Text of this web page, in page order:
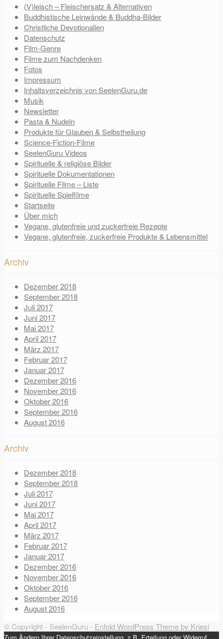
(V)leisch – Fleischersatz & Alternativen
Buddhistische Leinwände & Buddha-Bilder
Christliche Devotionalien
Datenschutz
Film-Genre
Filme zum Nachdenken
Fotos
Impressum
Inhaltsverzeichnis von SeelenGuru.de
Musik
Newsletter
Pasta & Nudeln
Produkte für Glauben & Selbstheilung
Science-Fiction-Filme
SeelenGuru Videos
Spirituelle & religiöse Bilder
Spirituelle Dokumentationen
Spirituelle Filme – Liste
Spirituelle Spielfilme
Startseite
Über mich
Vegane, glutenfreie und zuckerfreie Rezepte
Vegane, glutenfreie, zuckerfreie Produkte & Lebensmittel
Archiv
Dezember 2018
September 2018
Juli 2017
Juni 2017
Mai 2017
April 2017
März 2017
Februar 2017
Januar 2017
Dezember 2016
November 2016
Oktober 2016
September 2016
August 2016
Archiv
Dezember 2018
September 2018
Juli 2017
Juni 2017
Mai 2017
April 2017
März 2017
Februar 2017
Januar 2017
Dezember 2016
November 2016
Oktober 2016
September 2016
August 2016
© Copyright - SeelenGuru - Enfold WordPress Theme by Kriesi